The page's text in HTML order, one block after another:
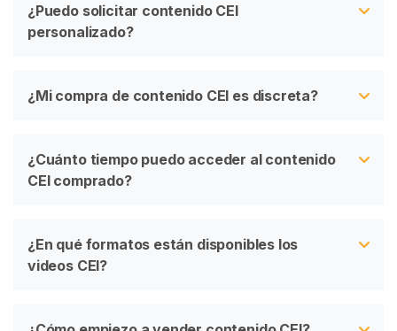
¿Puedo solicitar contenido CEI
personalizado?
¿Mi compra de contenido CEI es discreta?
¿Cuánto tiempo puedo acceder al contenido
CEI comprado?
¿En qué formatos están disponibles los
videos CEI?